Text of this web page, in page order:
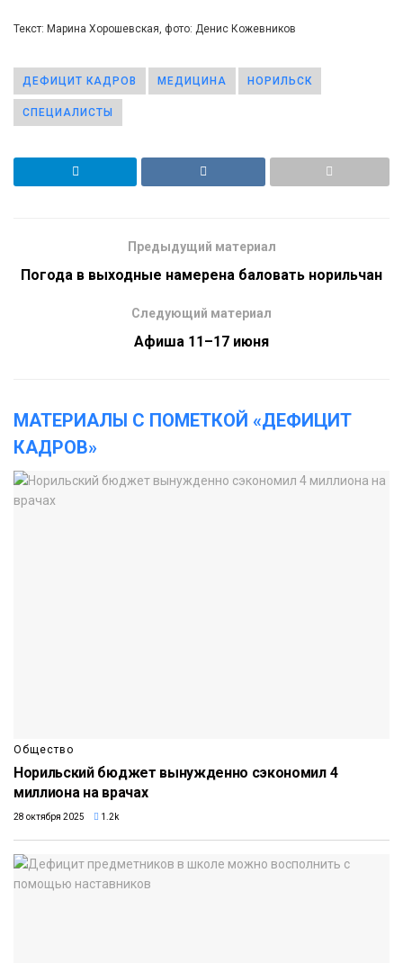
Текст: Марина Хорошевская, фото: Денис Кожевников
ДЕФИЦИТ КАДРОВ МЕДИЦИНА НОРИЛЬСК
СПЕЦИАЛИСТЫ
Предыдущий материал
Погода в выходные намерена баловать норильчан
Следующий материал
Афиша 11–17 июня
МАТЕРИАЛЫ С ПОМЕТКОЙ «ДЕФИЦИТ
КАДРОВ»
Общество
Норильский бюджет вынужденно сэкономил 4
миллиона на врачах
28 октября 2025 1.2k